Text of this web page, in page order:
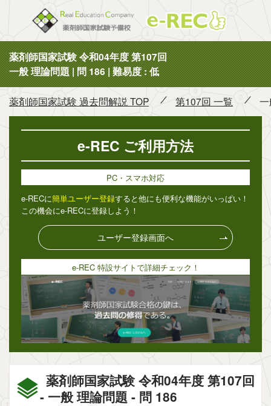
薬剤師国家試験 令和04年度 第107回
一般 理論問題 | 問 186 | 難易度 : 低
薬剤師国家試験 過去問解説 TOP 第107回 一覧
薬剤師国家試験 令和04年度 第107回
- 一般 理論問題 - 問 186
e-REC ご利用方法
PC・スマホ対応
e-RECに簡単ユーザー登録すると他にも便利な機能がいっぱい！
この機会にe-RECに登録しよう！
ユーザー登録画面へ
e-REC 特設サイトで詳細チェック！